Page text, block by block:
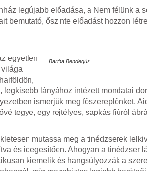
legújabb előadása, a Nem félünk a
bemutató, őszinte előadást hozzon
Bartha Bendegúz
egyetlen
lányához intézett mondatai
ismerjük meg főszereplőnket,
tegye, egy rejtélyes, sapkás fiúról
mutassa meg a tinédzserek
és idegesítően. Ahogyan a tinédzser
kiemelik és hangsúlyozzák a